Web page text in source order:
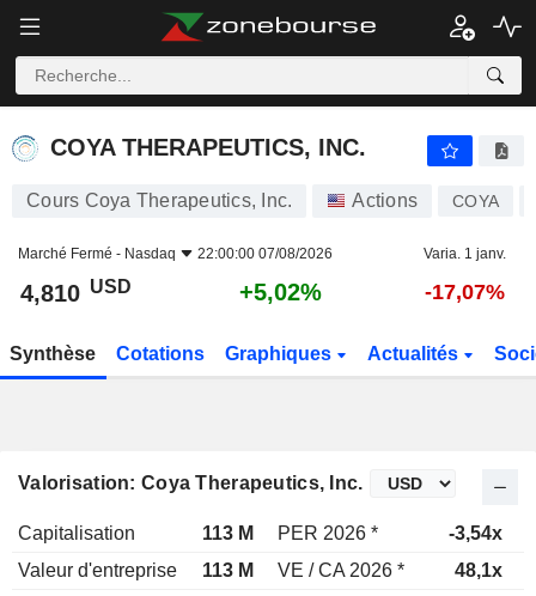
COYA THERAPEUTICS, INC.
COYA THERAPEUTICS, INC.
Cours Coya Therapeutics, Inc. Actions COYA
Marché Fermé - Nasdaq 22:00:00 07/08/2026 Varia. 1 janv.
4,810 USD +5,02% -17,07%
Synthèse Cotations Graphiques Actualités
Valorisation: Coya Therapeutics, Inc.
Capitalisation 113 M PER 2026 * -3,54x
Valeur d'entreprise
113 M VE / CA 2026 * 48,1x